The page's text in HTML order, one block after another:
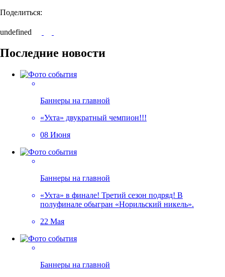
Поделиться:
undefined
Последние новости
Баннеры на главной
«Ухта» двукратный чемпион!!!
08 Июня
Баннеры на главной
«Ухта» в финале! Третий сезон подряд! В
полуфинале обыгран «Норильский никель».
22 Мая
Баннеры на главной